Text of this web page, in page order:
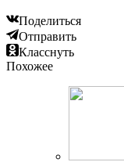
Поделиться
Отправить
Класснуть
Похожее